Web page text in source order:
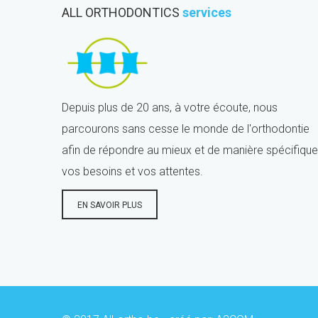
ALL ORTHODONTICS services
Depuis plus de 20 ans, à votre écoute, nous
parcourons sans cesse le monde de l'orthodontie
afin de répondre au mieux et de manière
vos besoins et vos attentes.
EN SAVOIR PLUS